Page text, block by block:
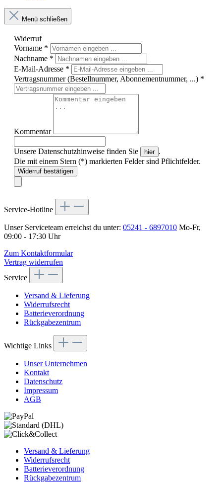
Menü schließen
Widerruf
Vorname *
Nachname *
E-Mail-Adresse *
Vertragsnummer (Bestellnummer, Abonnementnummer, ...) *
Kommentar
Unsere Datenschutzhinweise finden Sie hier .
Die mit einem Stern (*) markierten Felder sind Pflichtfelder.
Widerruf bestätigen
Service-Hotline
Unser Serviceteam erreichst du unter: 05241 - 6897010 Mo-Fr,
09:00 - 17:30 Uhr
Zum Kontaktformular
Vertrag widerrufen
Service
Versand & Lieferung
Widerrufsrecht
Batterieverordnung
Rückgabezentrum
Wichtige Links
Unser Unternehmen
Kontakt
Datenschutz
Impressum
AGB
Versand & Lieferung
Widerrufsrecht
Batterieverordnung
Rückgabezentrum